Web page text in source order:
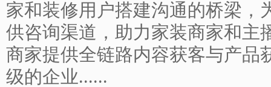
家和装修用户搭建沟通的桥梁，
供咨询渠道，助力家装商家和主
商家提供全链路内容获客与产
级的企业......